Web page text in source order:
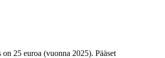
25 euroa (vuonna 2025). Pääset